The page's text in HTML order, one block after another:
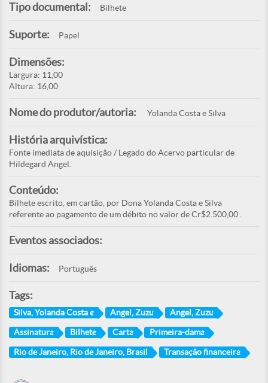
Tipo documental: Bilhete
Suporte: Papel
Dimensões:
Largura: 11,00
Altura: 16,00
Nome do produtor/autoria: Yolanda Costa e Silva
História arquivística:
Fonte imediata de aquisição / Legado do Acervo particular de
Hildegard Angel.
Conteúdo:
Bilhete escrito, em cartão, por Dona Yolanda Costa e Silva
referente ao pagamento de um débito no valor de Cr$2.500,00 .
Eventos associados:
Idiomas: Português
Tags:
Silva, Yolanda Costa e Angel, Zuzu Angel, Zuzu
Assinatura Bilhete Carta Primeira-dama
Rio de Janeiro, Rio de Janeiro, Brasil Transação financeira